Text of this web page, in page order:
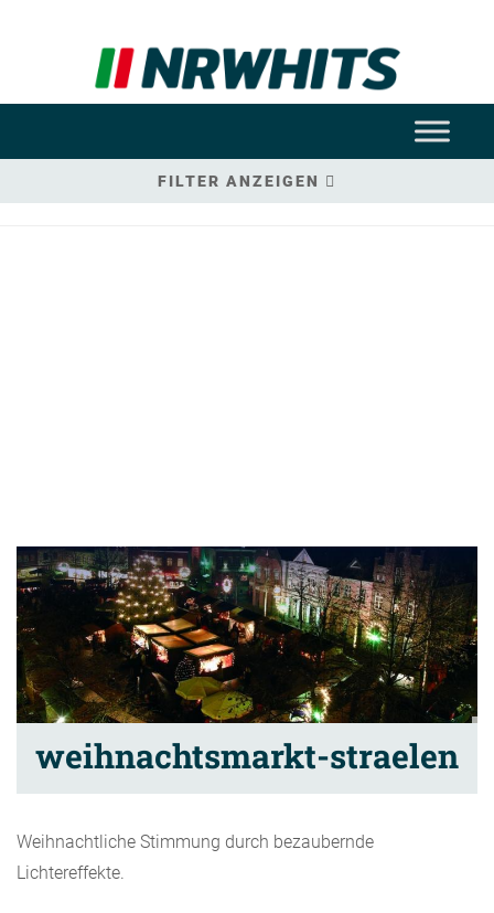
FILTER ANZEIGEN
weihnachtsmarkt-straelen
Weihnachtliche Stimmung durch bezaubernde
Lichtereffekte.